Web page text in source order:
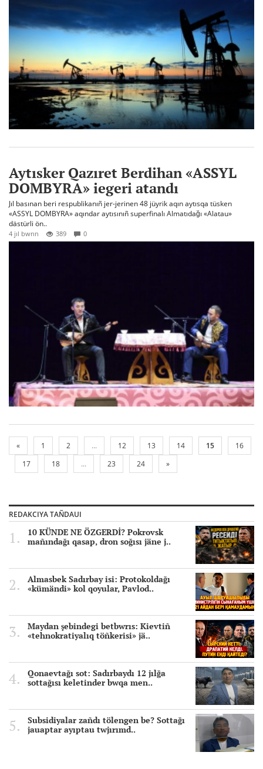
Aytısker Qazıret Berdihan «ASSYL
DOMBYRA» iegeri atandı
Jıl basınan beri respublikanıñ jer-jerinen 48 jüyrik aqın aytısqa tüsken
«ASSYL DOMBYRA» aqındar aytısınıñ superfinalı Almatıdağı «Alatau»
dästürli ön..
4 jıl bwrın 389 0
« 1 2 ... 12 13 14 15
16
17
18 ... 23 24 »
REDAKCIYA TAÑDAUI
10 KÜNDE NE ÖZGERDİ? Pokrovsk
mañındağı qasap, dron soğısı jäne j..
Almasbek Sadırbay isi: Protokoldağı
«kümändi» kol qoyular, Pavlod..
Maydan şebindegi betbwrıs: Kievtiñ
«tehnokratiyalıq töñkerisi» jä..
Qonaevtağı sot: Sadırbaydı 12 jılğa
sottağısı keletinder bwqa men..
Subsidiyalar zañdı tölengen be? Sottağı
jauaptar ayıptau twjırımd..